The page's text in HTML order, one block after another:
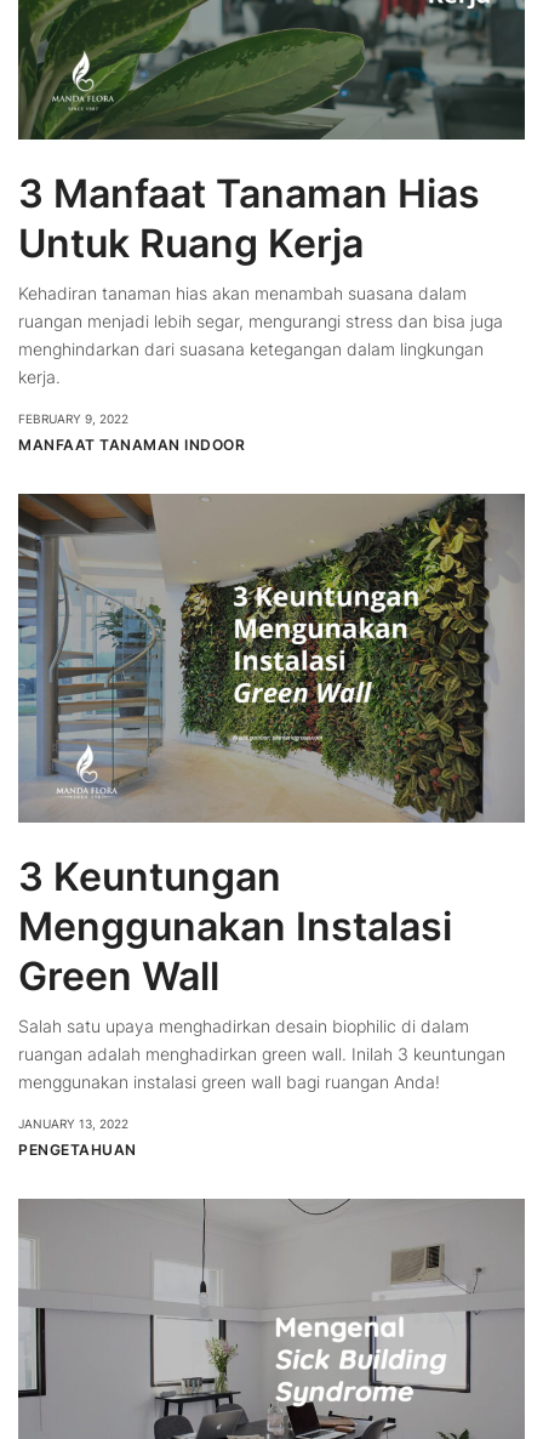
3 Manfaat Tanaman Hias
Untuk Ruang Kerja
Kehadiran tanaman hias akan menambah suasana dalam
ruangan menjadi lebih segar, mengurangi stress dan bisa juga
menghindarkan dari suasana ketegangan dalam lingkungan
kerja.
FEBRUARY 9, 2022
MANFAAT TANAMAN INDOOR
3 Keuntungan
Menggunakan Instalasi
Green Wall
Salah satu upaya menghadirkan desain biophilic di dalam
ruangan adalah menghadirkan green wall. Inilah 3 keuntungan
menggunakan instalasi green wall bagi ruangan Anda!
JANUARY 13, 2022
PENGETAHUAN